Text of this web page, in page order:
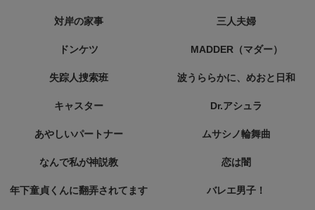
対岸の家事 三人夫婦
ドンケツ MADDER（マダー）
失踪人捜索班 波うららかに、めおと日和
キャスター Dr.アシュラ
あやしいパートナー ムサシノ輪舞曲
なんで私が神説教 恋は闇
年下童貞くんに翻弄されてます バレエ男子！